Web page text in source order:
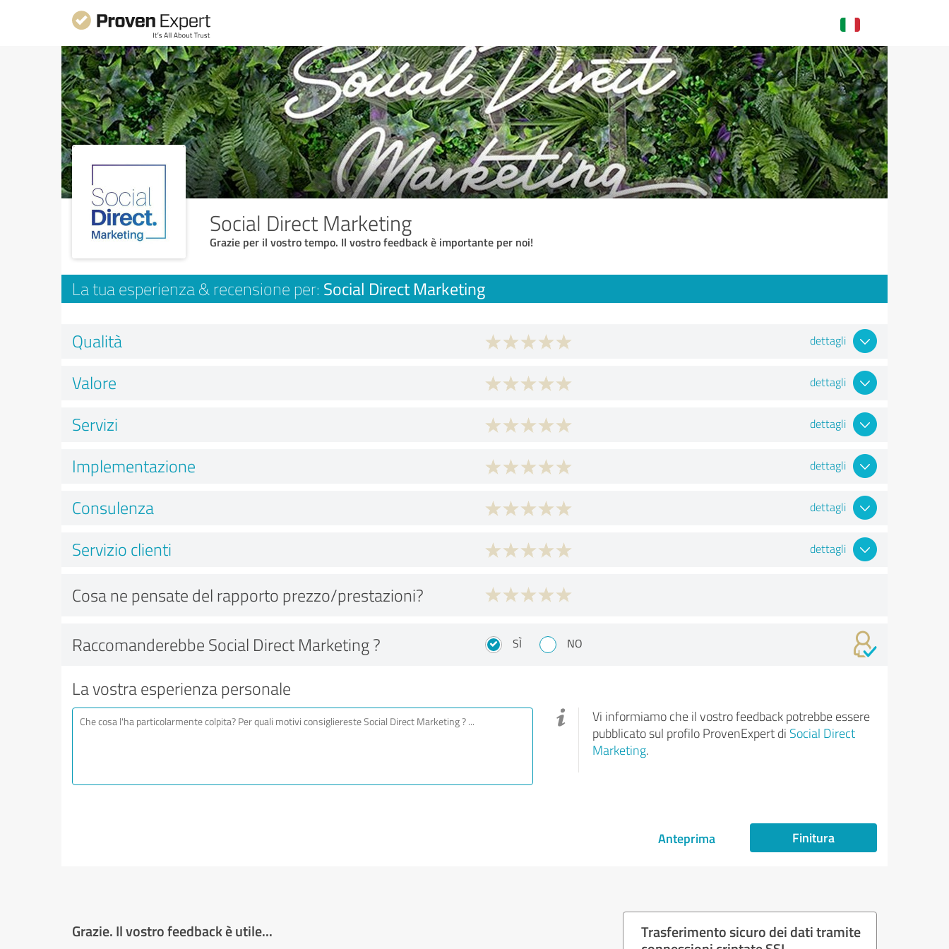
Social Direct Marketing
Grazie per il vostro tempo. Il vostro feedback è importante per noi!
La tua esperienza & recensione per: Social Direct Marketing
Qualità dettagli
Valore dettagli
Servizi dettagli
Implementazione dettagli
Consulenza dettagli
Servizio clienti dettagli
Cosa ne pensate del rapporto prezzo/prestazioni?
Raccomanderebbe Social Direct Marketing ? SÌ NO
La vostra esperienza personale
Vi informiamo che il vostro feedback potrebbe essere
pubblicato sul profilo ProvenExpert di Social Direct
Marketing.
Anteprima Finitura
Grazie. Il vostro feedback è utile...
Trasferimento sicuro dei dati tramite